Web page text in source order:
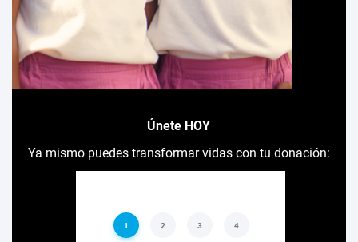
Únete HOY
Ya mismo puedes transformar vidas con tu donación: